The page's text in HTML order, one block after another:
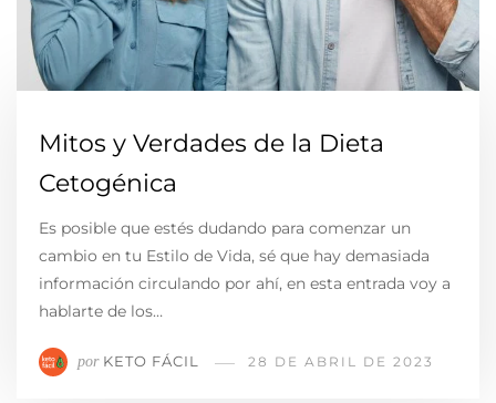
Mitos y Verdades de la Dieta
Cetogénica
Es posible que estés dudando para comenzar un
cambio en tu Estilo de Vida, sé que hay demasiada
información circulando por ahí, en esta entrada voy a
hablarte de los…
por KETO FÁCIL 28 DE ABRIL DE 2023